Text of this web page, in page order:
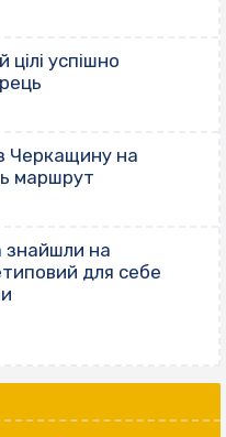
цілі успішно
Черкащину на
маршрут
знайшли на
для себе